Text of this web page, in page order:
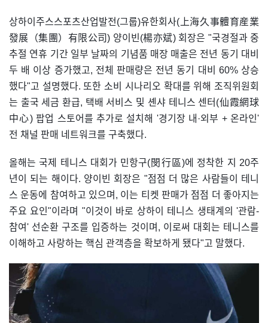
상하이주스스포츠산업발전(그룹)유한회사(上海久事體育産業
發展（集團）有限公司) 양이빈(楊亦斌) 회장은 "국경절과 중
추절 연휴 기간 일부 날짜의 기념품 매장 매출은 전년 동기 대비
두 배 이상 증가했고, 전체 판매량은 전년 동기 대비 60% 상승
했다"고 설명했다. 또한 소비 시나리오 확대를 위해 조직위원회
는 출국 세금 환급, 택배 서비스 및 셴샤 테니스 센터(仙霞網球
中心) 팝업 스토어를 추가로 설치해 '경기장 내·외부 + 온라인'
전 채널 판매 네트워크를 구축했다.
올해는 국제 테니스 대회가 민항구(閔行區)에 정착한 지 20주
년이 되는 해이다. 양이빈 회장은 "점점 더 많은 사람들이 테니
스 운동에 참여하고 있으며, 이는 티켓 판매가 점점 더 좋아지는
주요 요인"이라며 "이것이 바로 상하이 테니스 생태계의 '관람-
참여' 선순환 구조를 입증하는 것이며, 이로써 대회는 테니스를
이해하고 사랑하는 핵심 관객층을 확보하게 됐다"고 말했다.